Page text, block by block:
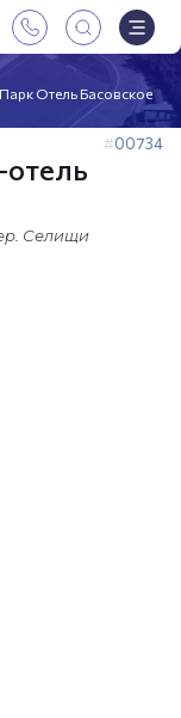
Парк Отель Басовское
00734
Селищи